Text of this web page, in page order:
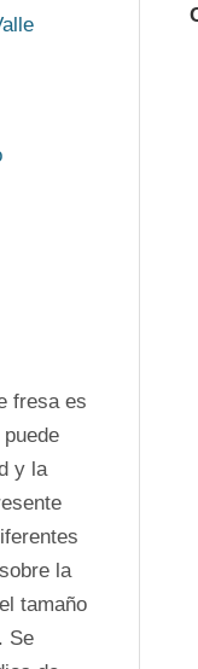
fresa es
y la
la
tamaño
Se